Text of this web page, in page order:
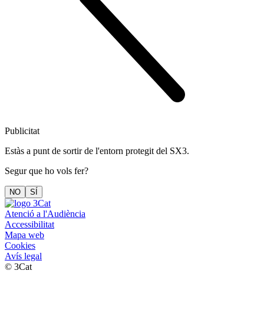
Publicitat
Estàs a punt de sortir de l'entorn protegit del SX3.
Segur que ho vols fer?
NO SÍ
Atenció a l'Audiència
Accessibilitat
Mapa web
Cookies
Avís legal
© 3Cat